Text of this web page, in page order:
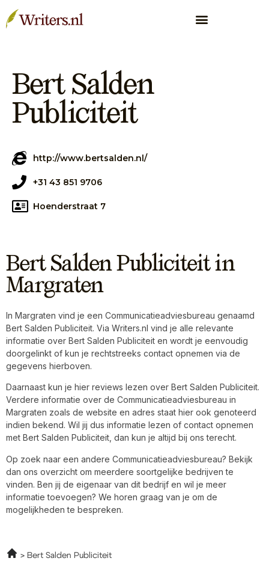
Bert Salden
Publiciteit
http://www.bertsalden.nl/
+31 43 851 9706
Hoenderstraat 7
Bert Salden Publiciteit in
Margraten
In Margraten vind je een Communicatieadviesbureau genaamd
Bert Salden Publiciteit. Via Writers.nl vind je alle relevante
informatie over Bert Salden Publiciteit en wordt je eenvoudig
doorgelinkt of kun je rechtstreeks contact opnemen via de
gegevens hierboven.
Daarnaast kun je hier reviews lezen over Bert Salden Publiciteit.
Verdere informatie over de Communicatieadviesbureau in
Margraten zoals de website en adres staat hier ook genoteerd
indien bekend. Wil jij dus informatie lezen of contact opnemen
met Bert Salden Publiciteit, dan kun je altijd bij ons terecht.
Op zoek naar een andere Communicatieadviesbureau? Bekijk
dan ons overzicht om meerdere soortgelijke bedrijven te
vinden. Ben jij de eigenaar van dit bedrijf en wil je meer
informatie toevoegen? We horen graag van je om de
mogelijkheden te bespreken.
Bert Salden Publiciteit